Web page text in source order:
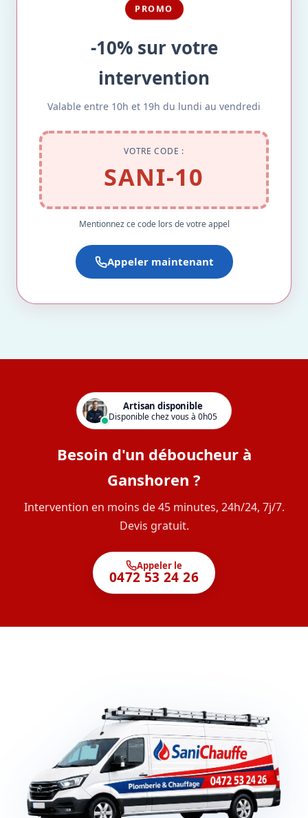
PROMO
-10% sur votre
intervention
Valable entre 10h et 19h du lundi au vendredi
VOTRE CODE :
SANI-10
Mentionnez ce code lors de votre appel
Appeler maintenant
Artisan disponible
Disponible chez vous à 0h05
Besoin d'un déboucheur à
Ganshoren ?
Intervention en moins de 45 minutes, 24h/24, 7j/7.
Devis gratuit.
Appeler le
0472 53 24 26